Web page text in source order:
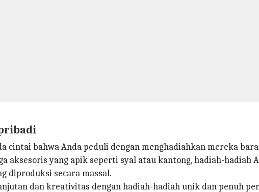
cintai bahwa Anda peduli dengan menghadiahkan mereka
aksesoris yang apik seperti syal atau kantong, hadiah-
diproduksi secara massal.
dan kreativitas dengan hadiah-hadiah unik dan penuh